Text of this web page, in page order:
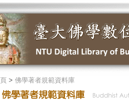
> 佛學著者規範資料庫